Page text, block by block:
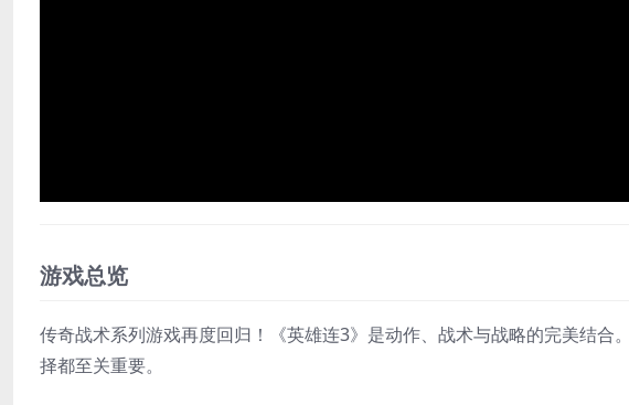
游戏总览
传奇战术系列游戏再度回归！《英雄连3》是动作、战术与战略的完美结
择都至关重要。